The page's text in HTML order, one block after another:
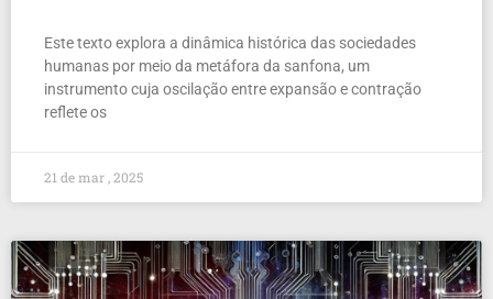
Este texto explora a dinâmica histórica das sociedades
humanas por meio da metáfora da sanfona, um
instrumento cuja oscilação entre expansão e contração
reflete os
21 de mar , 2025